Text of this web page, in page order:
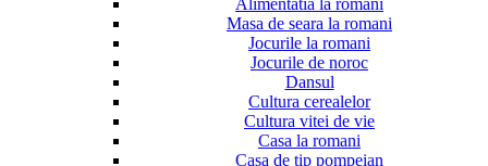
Alimentatia la romani
Masa de seara la romani
Jocurile la romani
Jocurile de noroc
Dansul
Cultura cerealelor
Cultura vitei de vie
Casa la romani
Casa de tip pompeian